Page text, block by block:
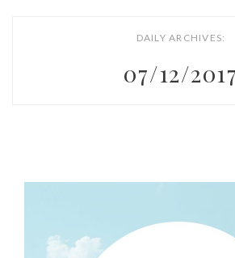
DAILY ARCHIVES:
07/12/2017